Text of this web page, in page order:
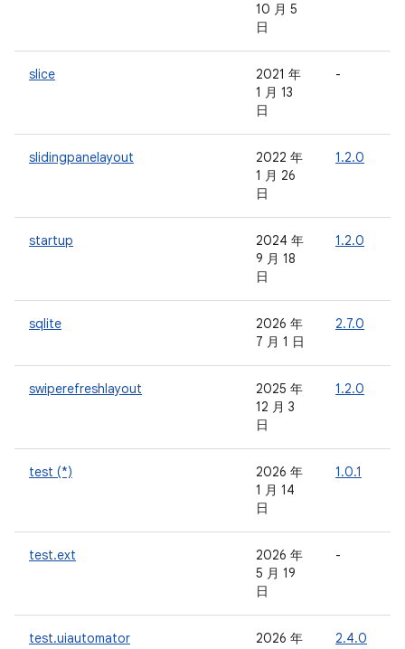
10 月 5
日
slice
2021 年
1 月 13
日
-
slidingpanelayout
2022 年
1 月 26
日
1.2.0
startup
2024 年
9 月 18
日
1.2.0
sqlite
2026 年
7 月 1 日
2.7.0
swiperefreshlayout
2025 年
12 月 3
日
1.2.0
test (*)
2026 年
1 月 14
日
1.0.1
test.ext
2026 年
5 月 19
日
-
test.uiautomator
2026 年
2.4.0